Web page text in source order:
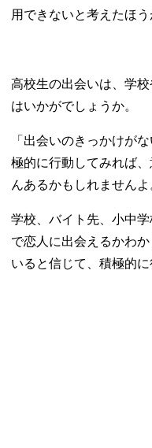
用できないと考えたほう
高校生の出会いは、学
はいかがでしょうか。
「出会いのきっかけが
極的に行動してみれば
んあるかもしれませんよ
学校、バイト先、小中
で恋人に出会えるかわ
いると信じて、積極的